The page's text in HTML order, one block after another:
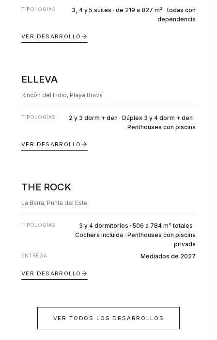
TIPOLOGÍAS
3, 4 y 5 suites · de 219 a 827 m² · todas con
dependencia
VER DESARROLLO
EN POZO
ELLEVA
Rincón del Indio, Playa Brava
TIPOLOGÍAS
2 y 3 dorm + den · Dúplex 3 y 4 dorm + den ·
Penthouses con piscina
VER DESARROLLO
EN POZO
THE ROCK
La Barra, Punta del Este
TIPOLOGÍAS
3 y 4 dormitorios · 506 a 784 m² totales ·
Cochera incluida · Penthouses con piscina
privada
ENTREGA Mediados de 2027
VER DESARROLLO
VER TODOS LOS DESARROLLOS